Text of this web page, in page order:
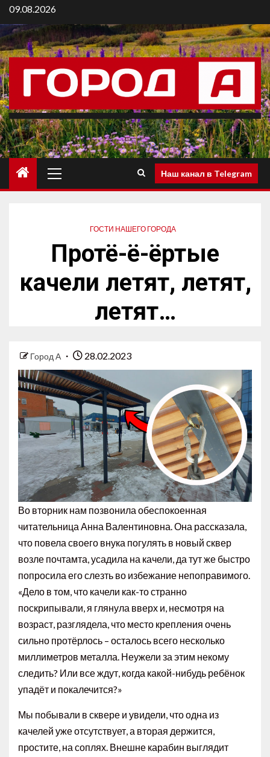
09.08.2026
Наш канал в Telegram
ГОСТИ НАШЕГО ГОРОДА
Протё-ё-ёртые
качели летят, летят,
летят…
Город А 28.02.2023
Во вторник нам позвонила обеспокоенная
читательница Анна Валентиновна. Она рассказала,
что повела своего внука погулять в новый сквер
возле почтамта, усадила на качели, да тут же быстро
попросила его слезть во избежание непоправимого.
«Дело в том, что качели как-то странно
поскрипывали, я глянула вверх и, несмотря на
возраст, разглядела, что место крепления очень
сильно протёрлось – осталось всего несколько
миллиметров металла. Неужели за этим некому
следить? Или все ждут, когда какой-нибудь ребёнок
упадёт и покалечится?»
Мы побывали в сквере и увидели, что одна из
качелей уже отсутствует, а вторая держится,
простите, на соплях. Внешне карабин выглядит